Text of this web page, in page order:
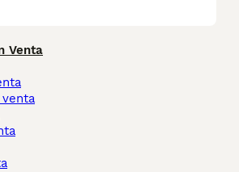
Venta